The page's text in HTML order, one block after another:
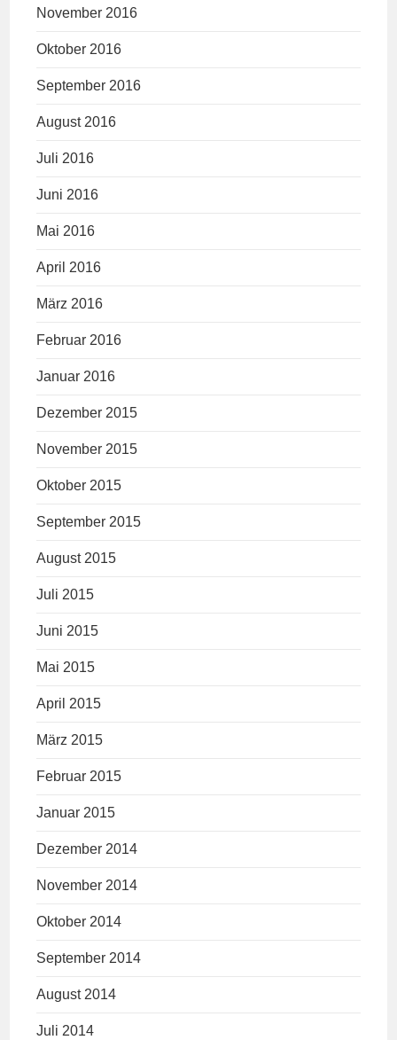
November 2016
Oktober 2016
September 2016
August 2016
Juli 2016
Juni 2016
Mai 2016
April 2016
März 2016
Februar 2016
Januar 2016
Dezember 2015
November 2015
Oktober 2015
September 2015
August 2015
Juli 2015
Juni 2015
Mai 2015
April 2015
März 2015
Februar 2015
Januar 2015
Dezember 2014
November 2014
Oktober 2014
September 2014
August 2014
Juli 2014